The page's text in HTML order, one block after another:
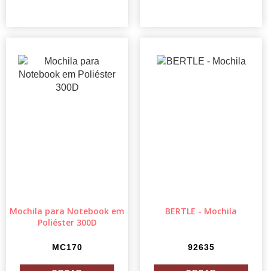
Mochila para Notebook em
Poliéster 300D
MC170
BERTLE - Mochila
92635